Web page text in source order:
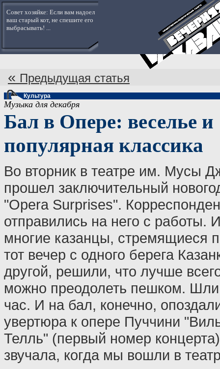
Совет хозяйке: Если вам надоел
ваш старый кот, не спешите его
выбрасывать! ...
« Предыдущая статья
Культура
Музыка для декабря
Бал в Опере: веселье и
популярная классика
Во вторник в театре им. Мусы
прошел заключительный
"Opera Surprises".
отправились на него с работы.
многие казанцы, стремящиеся
тот вечер с одного берега
другой, решили, что лучше
можно преодолеть пешком.
час. И на бал, конечно,
увертюра к опере Пуччини
Телль" (первый номер
звучала, когда мы вошли в